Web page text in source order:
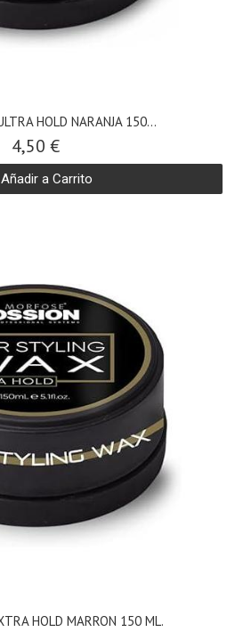
HOLD NARANJA 150...
4,50 €
Añadir a Carrito
HOLD MARRON 150 ML.